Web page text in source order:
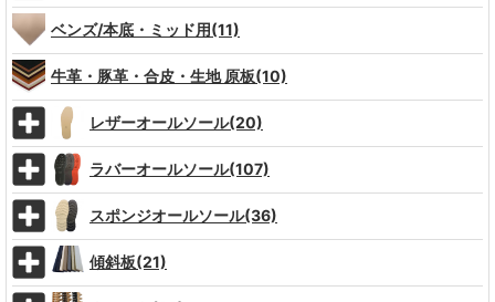
ベンズ/本底・ミッド用(11)
牛革・豚革・合皮・生地 原板(10)
レザーオールソール(20)
ラバーオールソール(107)
スポンジオールソール(36)
傾斜板(21)